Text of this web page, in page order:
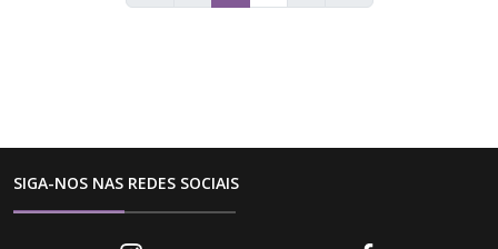
SIGA-NOS NAS REDES SOCIAIS